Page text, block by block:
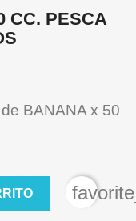
CC. PESCA
BANANA x 50